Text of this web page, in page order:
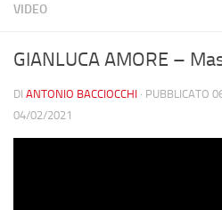
VIDEO
GIANLUCA AMORE –
DI ANTONIO BACCIOCCHI · PUBBLICATO
04/02/2021